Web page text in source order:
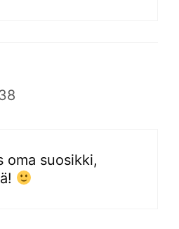
oma suosikki,